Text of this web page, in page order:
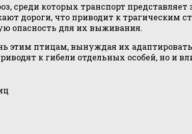
среди которых транспорт
дороги, что приводит к трагическим
опасность для их выживания.
этим птицам, вынуждая их
к гибели отдельных особей, но и